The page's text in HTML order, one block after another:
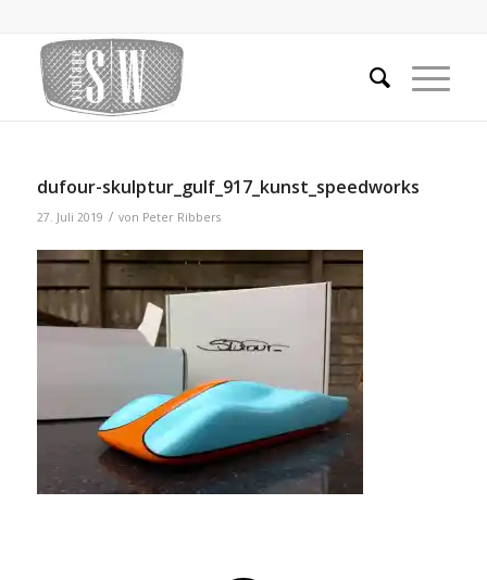
dufour-skulptur_gulf_917_kunst_speedworks
27. Juli 2019 / von Peter Ribbers